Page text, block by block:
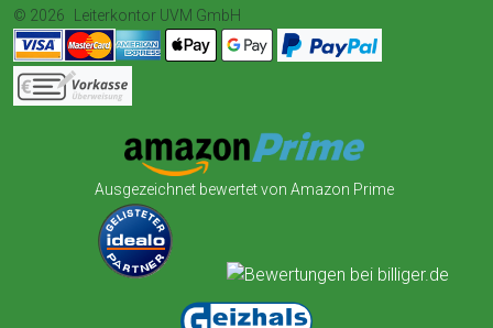
© 2026
Leiterkontor UVM GmbH
Ausgezeichnet bewertet von Amazon Prime